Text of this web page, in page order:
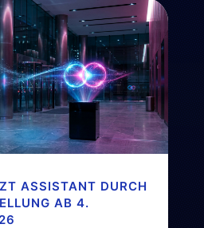
ASSISTANT DURCH
AB 4.